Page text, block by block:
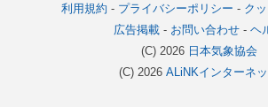
利用規約 - プライバシーポリシー - ク
広告掲載- お問い合わせ- ヘ
(C) 2026 日本気象協会
(C) 2026 ALiNKインターネッ